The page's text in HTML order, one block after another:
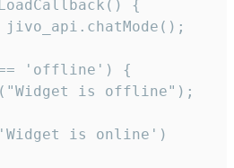
{
'offline') {
is offline");
is online')